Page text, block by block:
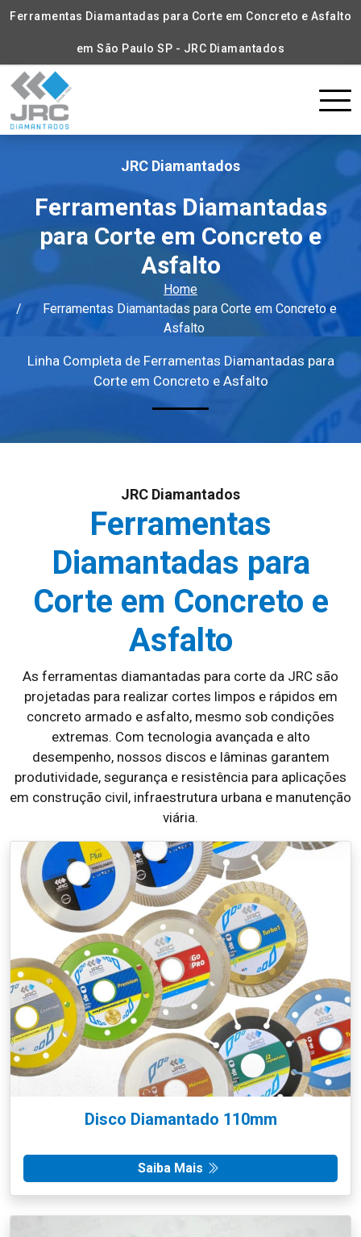
Ferramentas Diamantadas para Corte em Concreto e Asfalto
em São Paulo SP - JRC Diamantados
JRC Diamantados
Ferramentas Diamantadas
para Corte em Concreto e
Asfalto
Home
Ferramentas Diamantadas para Corte em Concreto e
Asfalto
Linha Completa de Ferramentas Diamantadas para
Corte em Concreto e Asfalto
JRC Diamantados
Ferramentas
Diamantadas para
Corte em Concreto e
Asfalto
As ferramentas diamantadas para corte da JRC são
projetadas para realizar cortes limpos e rápidos em
concreto armado e asfalto, mesmo sob condições
extremas. Com tecnologia avançada e alto
desempenho, nossos discos e lâminas garantem
produtividade, segurança e resistência para aplicações
em construção civil, infraestrutura urbana e manutenção
viária.
Disco Diamantado 110mm
Saiba Mais